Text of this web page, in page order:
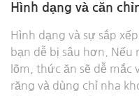
Hình dạng và căn
Hình dạng và sự sắp
bạn dễ bị sâu hơn. Nếu
lõm, thức ăn sẽ dễ mắc
răng và dùng chỉ nha